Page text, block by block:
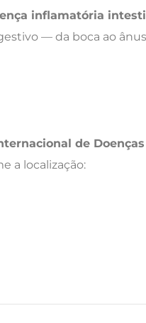
inflamatória
— da boca ao
de Doenças
a localização: